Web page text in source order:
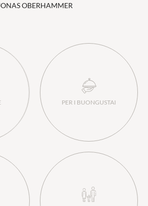
OBERHAMMER
PER I BUONGUSTAI